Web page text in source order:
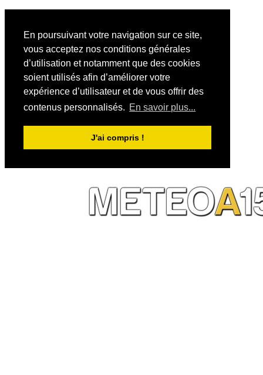
En poursuivant votre navigation sur ce site,
vous acceptez nos conditions générales
d’utilisation et notamment que des cookies
soient utilisés afin d’améliorer votre
expérience d’utilisateur et de vous offrir des
contenus personnalisés. En savoir plus...
J'ai compris !